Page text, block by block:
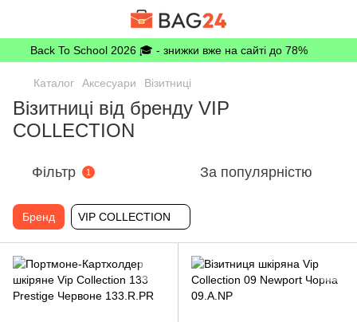
Back To School 2026 🎓 - знижки вже на сайті до 78%
Каталог Аксесуари Візитниці
Візитниці від бренду VIP
COLLECTION
Фільтр 1 За популярністю
Бренд VIP COLLECTION